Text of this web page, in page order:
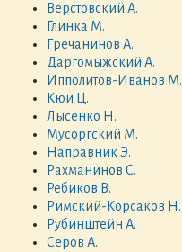
Верстовский А.
Глинка М.
Гречанинов А.
Даргомыжский А.
Ипполитов-Иванов М.
Кюи Ц.
Лысенко Н.
Мусоргский М.
Направник Э.
Рахманинов С.
Ребиков В.
Римский-Корсаков Н.
Рубинштейн А.
Серов А.